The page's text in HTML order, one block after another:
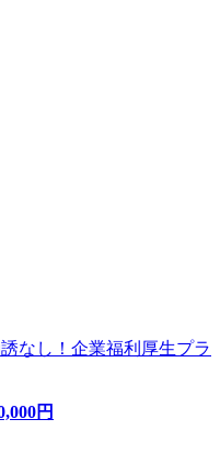
なし！企業福利厚生プラ
円